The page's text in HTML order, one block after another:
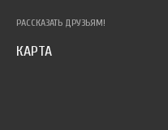
РАССКАЗАТЬ ДРУЗЬЯМ!
КАРТА